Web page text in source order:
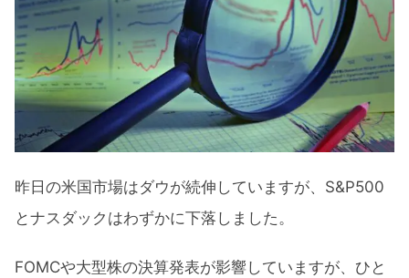
米国市場のトピックス
予想通り0.25%利上げしたFOMC
すべての予想を上回ったメタの決算
GMなど7社がEV充電ネットワーク提携
昨日の米国市場はダウが続伸していますが、S&P500
とナスダックはわずかに下落しました。
FOMCや大型株の決算発表が影響していますが、ひと